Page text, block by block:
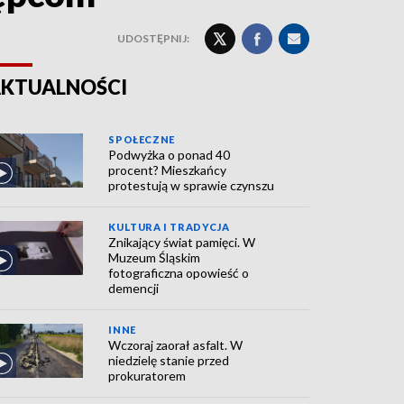
UDOSTĘPNIJ:
SPOŁECZNE
Podwyżka o ponad 40
procent? Mieszkańcy
protestują w sprawie czynszu
KULTURA I TRADYCJA
Znikający świat pamięci. W
Muzeum Śląskim
fotograficzna opowieść o
demencji
INNE
Wczoraj zaorał asfalt. W
niedzielę stanie przed
prokuratorem